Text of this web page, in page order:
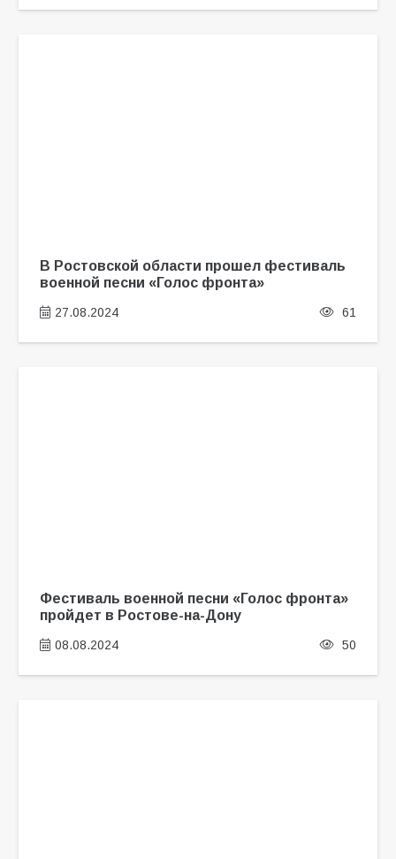
В Ростовской области прошел фестиваль
военной песни «Голос фронта»
27.08.2024 61
Фестиваль военной песни «Голос фронта»
пройдет в Ростове-на-Дону
08.08.2024 50